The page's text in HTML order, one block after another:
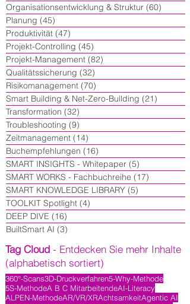
Organisationsentwicklung & Struktur (60)
Planung (45)
Produktivität (47)
Projekt-Controlling (45)
Projekt-Management (82)
Qualitätssicherung (32)
Risikomanagement (70)
Smart Building & Net-Zero-Building (21)
Transformation (32)
Troubleshooting (9)
Zeitmanagement (14)
Buchempfehlungen (16)
SMART INSIGHTS - Whitepaper (5)
SMART WORKS - Fachbuchreihe (17)
SMART KNOWLEDGE LIBRARY (5)
TOOLKIT Spotlight (4)
DEEP DIVE (16)
BuiltSmart AI (3)
Tag Cloud - Entdecken Sie mehr Inhalte
(alphabetisch sortiert)
360°-Scans3D-Druckverfahren5-Why-Methode
5S-MethodeA B C MitarbeitendeAI-Literacy
ALPEN-MethodeAR/VR/XRAchtsamkeitAgentic AI